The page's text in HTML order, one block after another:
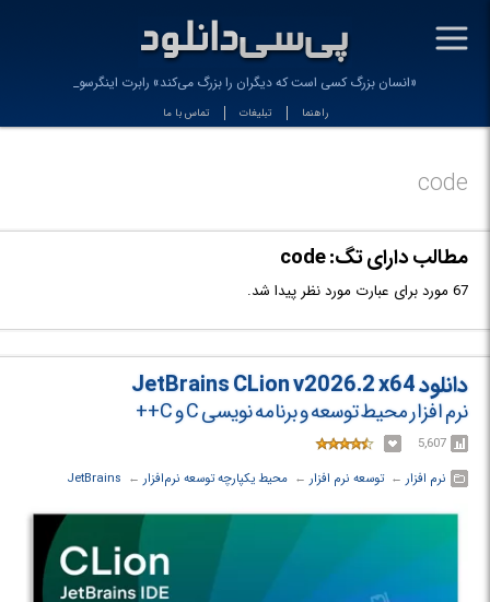
-
«انسان بزرگ کسی است که دیگران را بزرگ می‌کند» رابرت اینگرسول
راهنما تبلیغات تماس با ما
code
مطالب دارای تگ: code
67 مورد برای عبارت مورد نظر پیدا شد.
دانلود JetBrains CLion v2026.2 x64
نرم افزار محیط توسعه و برنامه نویسی C و C++
5,607
نرم افزار ← ‏توسعه نرم افزار ← ‏ محیط یکپارچه توسعه نرم‌افزار ← ‏
JetBrains